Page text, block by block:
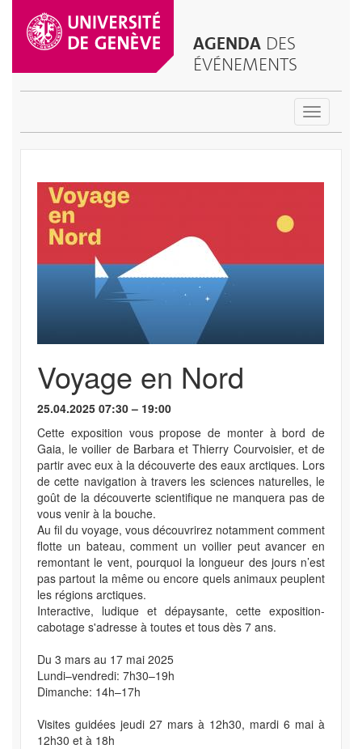
AGENDA DES
ÉVÉNEMENTS
Toggle
Voyage en Nord
25.04.2025 07:30 – 19:00
Cette exposition vous propose de monter à bord de
Gaia, le voilier de Barbara et Thierry Courvoisier, et de
partir avec eux à la découverte des eaux arctiques. Lors
de cette navigation à travers les sciences naturelles, le
goût de la découverte scientifique ne manquera pas de
vous venir à la bouche.
Au fil du voyage, vous découvrirez notamment comment
flotte un bateau, comment un voilier peut avancer en
remontant le vent, pourquoi la longueur des jours n’est
pas partout la même ou encore quels animaux peuplent
les régions arctiques.
Interactive, ludique et dépaysante, cette exposition-
cabotage s'adresse à toutes et tous dès 7 ans.
Du 3 mars au 17 mai 2025
Lundi–vendredi: 7h30–19h
Dimanche: 14h–17h
Visites guidées jeudi 27 mars à 12h30, mardi 6 mai à
12h30 et à 18h